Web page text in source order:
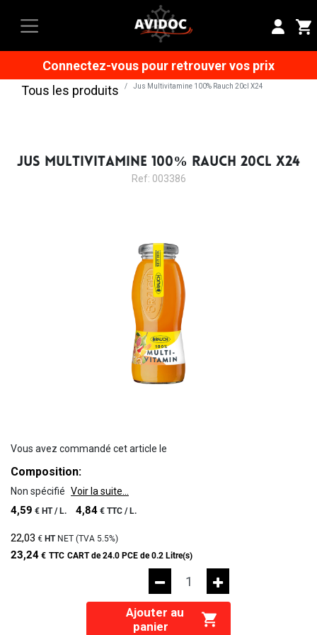
Connectez-vous pour retrouver vos prix
Tous les produits
Jus Multivitamine 100% Rauch 20cl X24
JUS MULTIVITAMINE 100% RAUCH 20CL X24
Ref: 003386
Vous avez commandé cet article le
Composition:
Non spécifié Voir la suite...
4,59 € HT / L. 4,84 € TTC / L.
22,03 € HTNET (TVA 5.5%)
23,24 € TTC CART de 24.0 PCE de 0.2 Litre(s)
Ajouter au
panier